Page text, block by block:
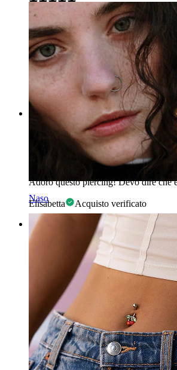
Naso
Un ottimo acquisto!
Sono davvero felice di aver acquistato
indosso da quando mi è stato
altro da questo negozio online! :)
Giovanna
Acquisto verificato
Rating
Piercing molto bello
Adoro questo piercing! Devo dire che
Elisabetta
Acquisto verificato
Rating
Lo consiglio, molto bello ed estetico
Penso che ne sia valsa veramente la
primo nel 2019. La parte inferiore (le
realizzata con un qualche tipo di
ovviamente si è usurata nel corso
regolarmente, e vado in spiaggia con
con altro. Dopo una settimana di
piccolo sassolino, quindi sto già